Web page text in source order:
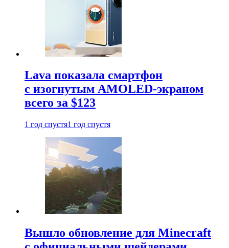
Lava показала смартфон
с изогнутым AMOLED-экраном
всего за $123
1 год спустя1 год спустя
Вышло обновление для Minecraft